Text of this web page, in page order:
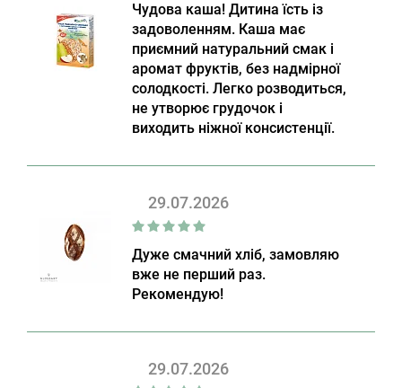
Чудова каша! Дитина їсть із
задоволенням. Каша має
приємний натуральний смак і
аромат фруктів, без надмірної
солодкості. Легко розводиться,
не утворює грудочок і
виходить ніжної консистенції.
29.07.2026
Дуже смачний хліб, замовляю
вже не перший раз.
Рекомендую!
29.07.2026